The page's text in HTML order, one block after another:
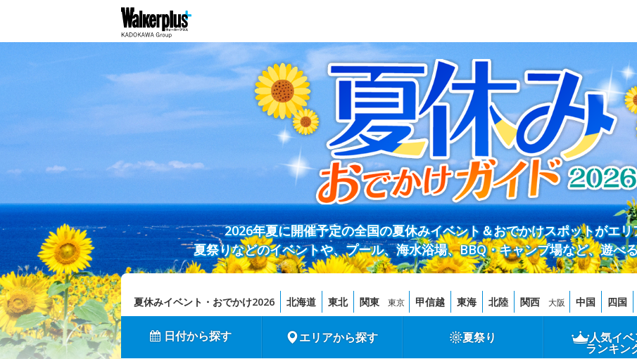
2026年夏に開催予定の全国の夏休みイベント＆おでかけスポットがエ
夏祭りなどのイベントや、プール、海水浴場、BBQ・キャンプ場など、遊べ
夏休みイベント・おでかけ2026 北海道 東北 関東 東京 甲信越 東海 北陸 関西 大阪 中国 四国
日付から探す エリアから探す 夏祭り 人気イベ
ランキン